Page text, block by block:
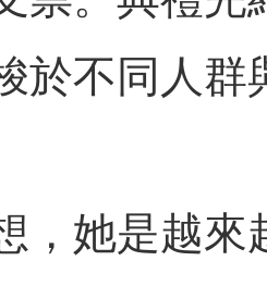
於不同人群
，她是越來